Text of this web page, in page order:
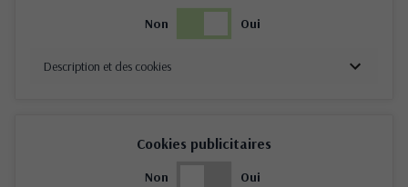
Non Oui
Description et des cookies
Cookies publicitaires
Non Oui